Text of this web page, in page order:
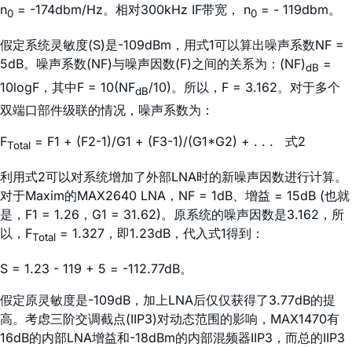
n0 = -174dbm/Hz。相对300kHz IF带宽， n0 = - 119dbm。
假定系统灵敏度(S)是-109dBm，用式1可以算出噪声系数NF =
5dB。噪声系数(NF)与噪声因数(F)之间的关系为：(NF)dB =
10logF，其中F = 10(NFdB/10)。所以，F = 3.162。对于多个
双端口部件级联的情况，噪声系数为：
FTotal = F1 + (F2-1)/G1 + (F3-1)/(G1*G2) + . . . 式2
利用式2可以对系统增加了外部LNA时的新噪声因数进行计算。
对于Maxim的MAX2640 LNA，NF = 1dB、增益 = 15dB (也就
是，F1 = 1.26，G1 = 31.62)。原系统的噪声因数是3.162，所
以，FTotal = 1.327，即1.23dB，代入式1得到：
S = 1.23 - 119 + 5 = -112.77dB。
假定原灵敏度是-109dB，加上LNA后仅仅获得了3.77dB的提
高。考虑三阶交调截点(IIP3)对动态范围的影响，MAX1470有
16dB的内部LNA增益和-18dBm的内部混频器IIP3，而总的IIP3